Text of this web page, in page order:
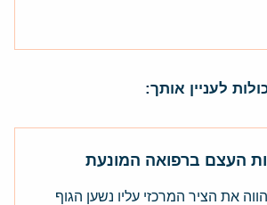
לעניין אותך:
העצם ברפואה המונעת
את הציר המרכזי עליו נשען הגוף